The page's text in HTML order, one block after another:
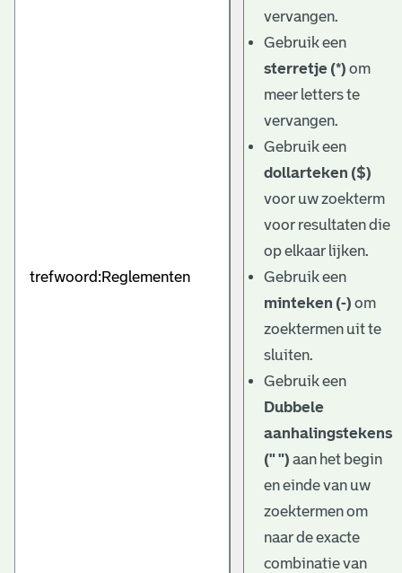
vervangen.
Gebruik een
sterretje (*) om
meer letters te
vervangen.
Gebruik een
dollarteken ($)
voor uw zoekterm
voor resultaten die
op elkaar lijken.
Gebruik een
minteken (-) om
zoektermen uit te
sluiten.
Gebruik een
Dubbele
aanhalingstekens
(" ") aan het begin
en einde van uw
zoektermen om
naar de exacte
combinatie van